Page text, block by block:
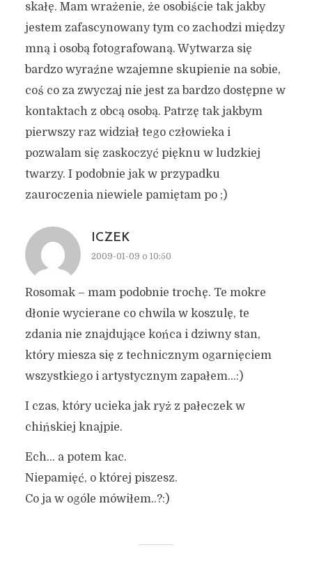
skałę. Mam wrażenie, że osobiście tak jakby
jestem zafascynowany tym co zachodzi między
mną i osobą fotografowaną. Wytwarza się
bardzo wyraźne wzajemne skupienie na sobie,
coś co za zwyczaj nie jest za bardzo dostępne w
kontaktach z obcą osobą. Patrzę tak jakbym
pierwszy raz widział tego człowieka i
pozwalam się zaskoczyć pięknu w ludzkiej
twarzy. I podobnie jak w przypadku
zauroczenia niewiele pamiętam po ;)
ICZEK
2009-01-09 o 10:50
Rosomak – mam podobnie trochę. Te mokre
dłonie wycierane co chwila w koszulę, te
zdania nie znajdujące końca i dziwny stan,
który miesza się z technicznym ogarnięciem
wszystkiego i artystycznym zapałem…:)
I czas, który ucieka jak ryż z pałeczek w
chińskiej knajpie.
Ech… a potem kac.
Niepamięć, o której piszesz.
Co ja w ogóle mówiłem..?:)